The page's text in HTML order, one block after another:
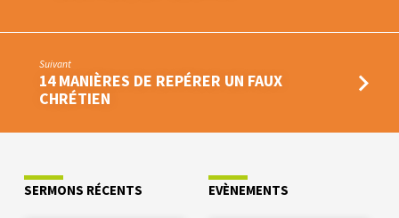
Suivant
14 MANIÈRES DE REPÉRER UN FAUX
CHRÉTIEN
SERMONS RÉCENTS EVÈNEMENTS